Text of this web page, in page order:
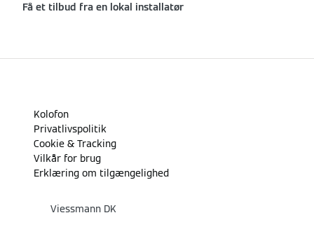
Få et tilbud fra en lokal installatør
Kolofon
Privatlivspolitik
Cookie & Tracking
Vilkår for brug
Erklæring om tilgængelighed
Viessmann DK